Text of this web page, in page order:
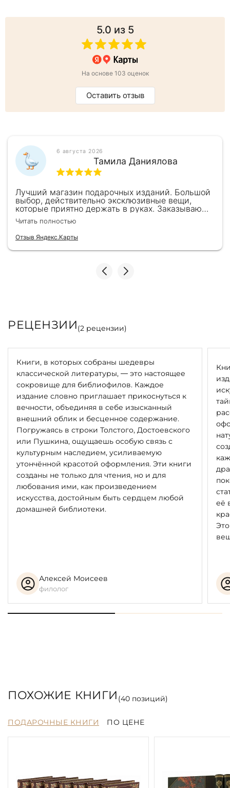
5.0 из 5
На основе 103 оценок
Оставить отзыв
6 августа 2026
Тамила Даниялова
Лучший магазин подарочных изданий. Большой
выбор, действительно эксклюзивные вещи,
которые приятно держать в руках. Заказываю
здесь уже второй раз для бизнес-партнеров,
всегда всё безупречно — от общения с
консультантами до качества самих книг.
Однозначно рекомендую
Читать полностью
Отзыв Яндекс.Карты
РЕЦЕНЗИИ(2 рецензии)
Книги, в которых собраны шедевры
классической литературы, — это настоящее
сокровище для библиофилов. Каждое
издание словно приглашает прикоснуться к
вечности, объединяя в себе изысканный
внешний облик и бесценное содержание.
Погружаясь в строки Толстого, Достоевского
или Пушкина, ощущаешь особую связь с
культурным наследием, усиливаемую
утончённой красотой оформления. Эти книги
созданы не только для чтения, но и для
любования ими, как произведением
искусства, достойным быть сердцем любой
домашней библиотеки.
Алексей Моисеев
филолог
её
ПОХОЖИЕ КНИГИ (40позиций)
ПОДАРОЧНЫЕ КНИГИ ПО ЦЕНЕ